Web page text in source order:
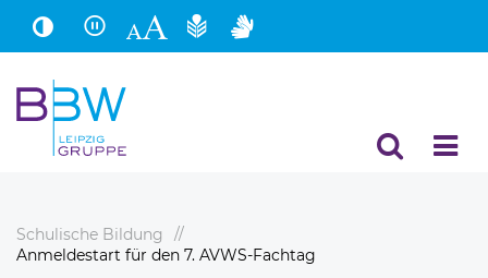
Hauptinhalt
Fußbereich
Schulische Bildung
Anmeldestart für den 7. AVWS-Fachtag